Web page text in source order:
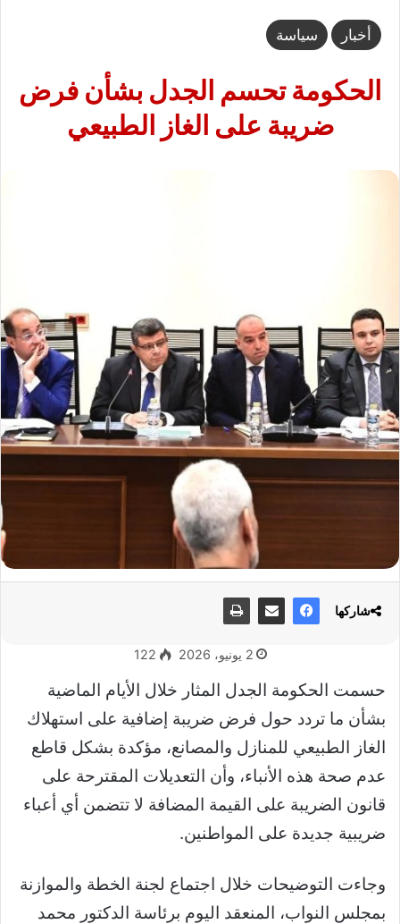
أخبار سياسة
الحكومة تحسم الجدل بشأن فرض
ضريبة على الغاز الطبيعي
2 يونيو، 2026 122
حسمت الحكومة الجدل المثار خلال الأيام الماضية
بشأن ما تردد حول فرض ضريبة إضافية على استهلاك
الغاز الطبيعي للمنازل والمصانع، مؤكدة بشكل قاطع
عدم صحة هذه الأنباء، وأن التعديلات المقترحة على
قانون الضريبة على القيمة المضافة لا تتضمن أي أعباء
ضريبية جديدة على المواطنين.
وجاءت التوضيحات خلال اجتماع لجنة الخطة والموازنة
بمجلس النواب، المنعقد اليوم برئاسة الدكتور محمد
شاركها